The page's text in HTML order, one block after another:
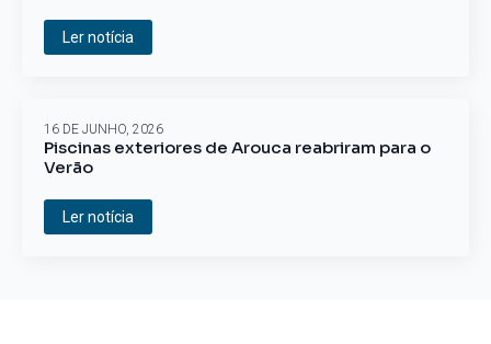
Ler notícia
Piscinas exteriores de Arouca reabriram para o
Verão
16 DE JUNHO, 2026
Ler notícia